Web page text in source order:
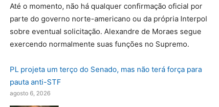
Até o momento, não há qualquer confirmação oficial por
parte do governo norte-americano ou da própria Interpol
sobre eventual solicitação. Alexandre de Moraes segue
exercendo normalmente suas funções no Supremo.
PL projeta um terço do Senado, mas não terá força para
pauta anti-STF
agosto 6, 2026